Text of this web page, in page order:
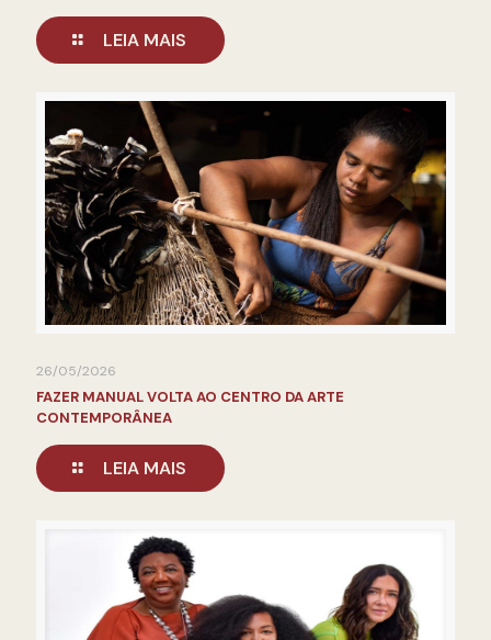
LEIA MAIS
26/05/2026
FAZER MANUAL VOLTA AO CENTRO DA ARTE
CONTEMPORÂNEA
LEIA MAIS